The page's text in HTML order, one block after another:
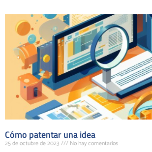
Cómo patentar una idea
25 de octubre de 2023 No hay comentarios